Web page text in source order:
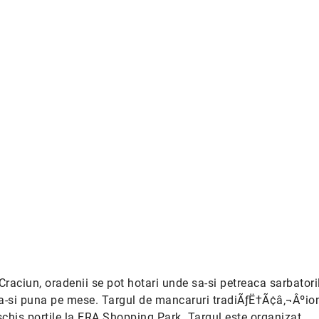
oradenii se pot hotari unde sa-si petreaca
si puna pe mese. Targul de mancaruri